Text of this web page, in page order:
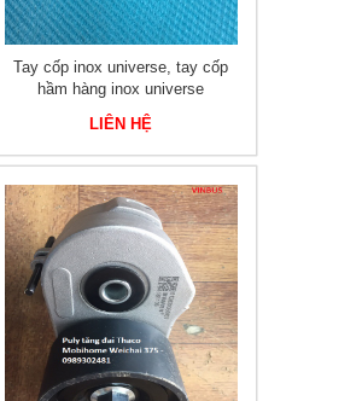
Tay cốp inox universe, tay cốp
hầm hàng inox universe
LIÊN HỆ